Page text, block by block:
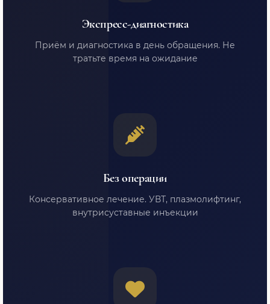
Экспресс-диагностика
Приём и диагностика в день обращения. Не
тратьте время на ожидание
Без операции
Консервативное лечение. УВТ, плазмолифтинг,
внутрисуставные инъекции